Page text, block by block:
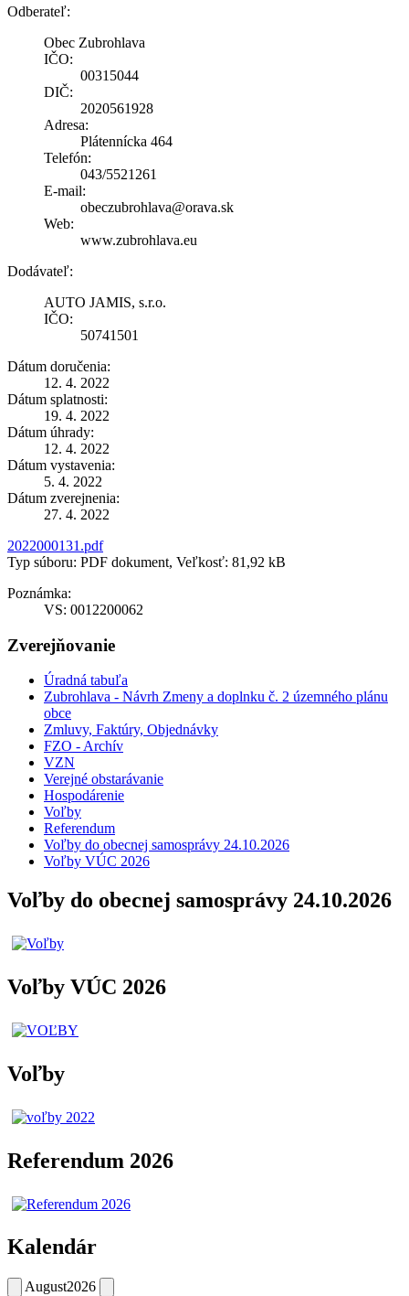
Odberateľ:
Obec Zubrohlava
IČO:
00315044
DIČ:
2020561928
Adresa:
Plátennícka 464
Telefón:
043/5521261
E-mail:
obeczubrohlava@orava.sk
Web:
www.zubrohlava.eu
Dodávateľ:
AUTO JAMIS, s.r.o.
IČO:
50741501
Dátum doručenia:
12. 4. 2022
Dátum splatnosti:
19. 4. 2022
Dátum úhrady:
12. 4. 2022
Dátum vystavenia:
5. 4. 2022
Dátum zverejnenia:
27. 4. 2022
2022000131.pdf
Typ súboru: PDF dokument, Veľkosť: 81,92 kB
Poznámka:
VS: 0012200062
Zverejňovanie
Úradná tabuľa
Zubrohlava - Návrh Zmeny a doplnku č. 2 územného plánu
obce
Zmluvy, Faktúry, Objednávky
FZO - Archív
VZN
Verejné obstarávanie
Hospodárenie
Voľby
Referendum
Voľby do obecnej samosprávy 24.10.2026
Voľby VÚC 2026
Voľby do obecnej samosprávy 24.10.2026
Voľby VÚC 2026
Voľby
Referendum 2026
Kalendár
August2026